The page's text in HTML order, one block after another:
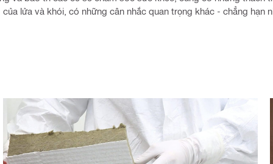
lửa và khói, có những cân nhắc quan trọng khác - chẳng hạn